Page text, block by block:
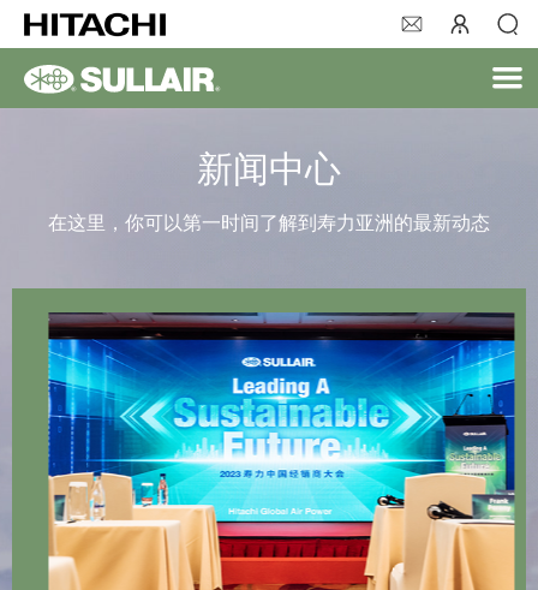
新闻中心
在这里，你可以第一时间了解到寿力亚洲的最新动态